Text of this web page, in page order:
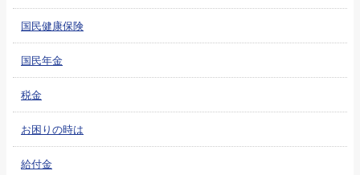
国民健康保険
国民年金
税金
お困りの時は
給付金